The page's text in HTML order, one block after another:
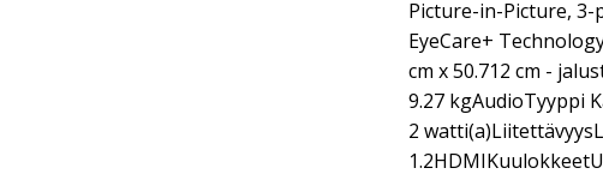
Picture-in-Picture, 3-
EyeCare+
cm x 50.712 cm -
9.27 kgAudioTyyppi
2